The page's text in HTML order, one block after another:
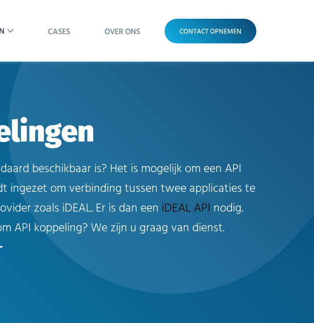
CASES OVER ONS CONTACT OPNEMEN
beschikbaar is? Het is mogelijk om een API
ingezet om verbinding tussen twee applicaties te
zoals iDEAL. Er is dan een iDEAL API nodig.
API koppeling? We zijn u graag van dienst.